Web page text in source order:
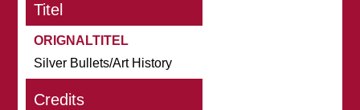
Titel
ORIGNALTITEL
Silver Bullets/Art History
Credits